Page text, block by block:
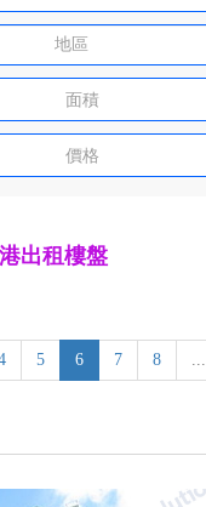
地區
出租樓盤
5 6 7 8 ...